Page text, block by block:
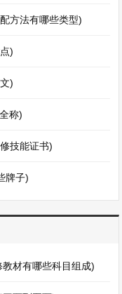
方法有哪些类型)
)
)
称)
技能证书)
牌子)
材有哪些科目组成)